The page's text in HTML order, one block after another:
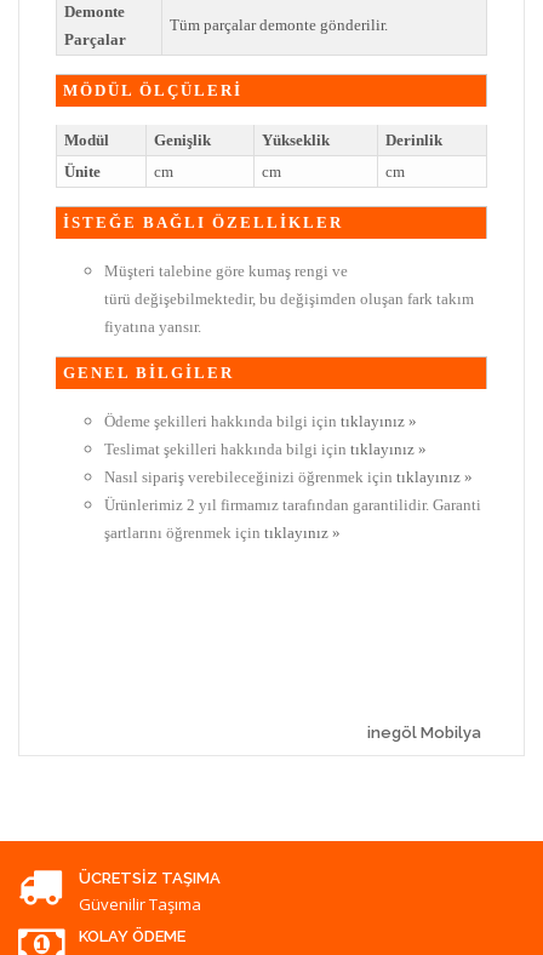
Demonte
Parçalar
Tüm parçalar demonte gönderilir.
MÖDÜL ÖLÇÜLERİ
Modül Genişlik Yükseklik
Derinlik
Ünite
cm cm cm
İSTEĞE BAĞLI ÖZELLİKLER
Müşteri talebine göre kumaş rengi ve
türü değişebilmektedir, bu değişimden oluşan fark takım
fiyatına yansır.
GENEL BİLGİLER
Ödeme şekilleri hakkında bilgi için tıklayınız »
Teslimat şekilleri hakkında bilgi için tıklayınız »
Nasıl sipariş verebileceğinizi öğrenmek için tıklayınız »
Ürünlerimiz 2 yıl firmamız tarafından garantilidir. Garanti
şartlarını öğrenmek için tıklayınız »
inegöl Mobilya
ÜCRETSIZ TAŞIMA
Güvenilir Taşıma
KOLAY ÖDEME